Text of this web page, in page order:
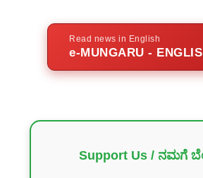
Read news in English
e-MUNGARU -
Support Us / ನಮಗೆ